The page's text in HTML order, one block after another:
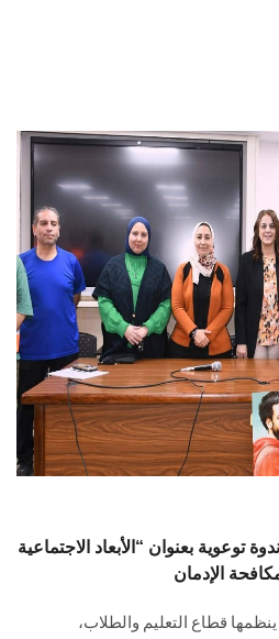
بعنوان “الأبعاد الاجتماعية
الإدمان
قطاع التعليم والطلاب،